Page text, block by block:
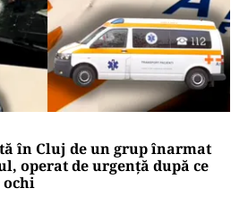
în Cluj de un grup înarmat
operat de urgență după ce